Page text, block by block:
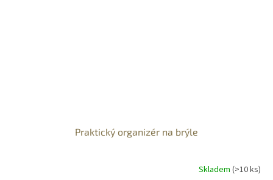
Praktický organizér na brýle
Skladem (>10 ks)